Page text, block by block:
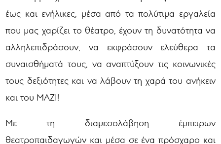
έως και ενήλικες, μέσα από τα πολύτιμα εργαλεία
που μας χαρίζει το θέατρο, έχουν τη δυνατότητα να
αλληλεπιδράσουν, να εκφράσουν ελεύθερα τα
συναισθήματά τους, να αναπτύξουν τις κοινωνικές
τους δεξιότητες και να λάβουν τη χαρά του ανήκειν
και του ΜΑΖΙ!
Με τη διαμεσολάβηση έμπειρων
θεατροπαιδαγωγών και μέσα σε ένα πρόσχαρο και